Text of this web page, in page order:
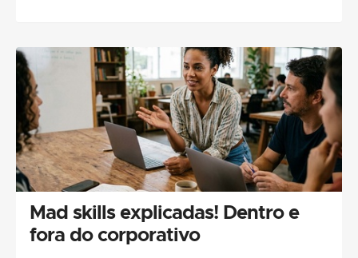
Mad skills explicadas! Dentro e
fora do corporativo